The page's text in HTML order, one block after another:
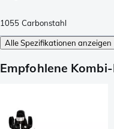
1055 Carbonstahl
Alle Spezifikationen anzeigen
Empfohlene